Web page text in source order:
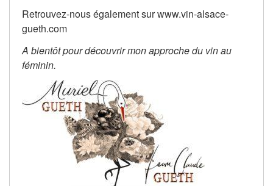
Retrouvez-nous également sur www.vin-alsace-
gueth.com
A bientôt pour découvrir mon approche du vin au
féminin.